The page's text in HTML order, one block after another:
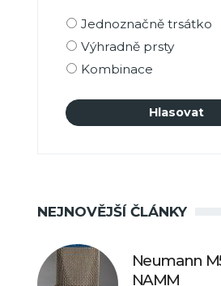
Možnosti
výběru
Jednoznačně trsátko
Výhradně prsty
Kombinace
NEJNOVĚJŠÍ ČLÁNKY
Neumann
NAMM